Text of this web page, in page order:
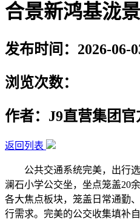
合景新鸿基泷
发布时间：2026-06-
浏览次数：
作者：J9直营集团官
返回列表
公共交通系统完美，出行选
澜石小学公交坐，坐点笼盖20
各大焦点板块，笼盖日常通勤
行需求。完美的公交收集填补